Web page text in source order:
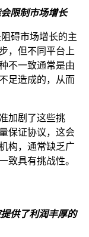
限制市场增长
碍市场增长的主
，但不同平台上
不一致通常是由
足造成的，从而
加剧了这些挑
保证协议，这会
构，通常缺乏广
致具有挑战性。
供了利润丰厚的